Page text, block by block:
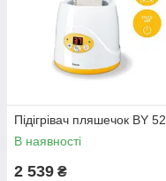
Підігрівач пляшечок BY 52
В наявності
2 539 ₴